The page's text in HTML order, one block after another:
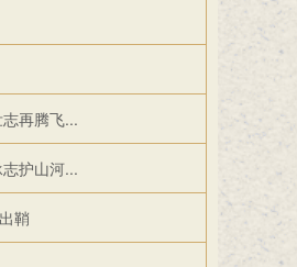
再腾飞...
护山河...
鞘